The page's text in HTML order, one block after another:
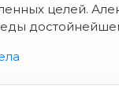
целей.